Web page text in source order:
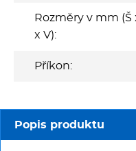
Multifunkce -
Vařiče a
Rozměry v mm (Š
x V):
Příkon:
Popis produktu